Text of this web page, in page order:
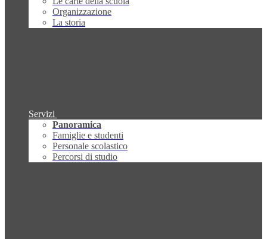
Organizzazione
La storia
Servizi
Panoramica
Famiglie e studenti
Personale scolastico
Percorsi di studio